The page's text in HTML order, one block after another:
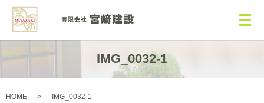
メ
IMG_0032-1
HOME IMG_0032-1